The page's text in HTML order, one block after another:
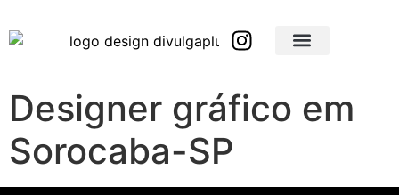
Designer gráfico em
Sorocaba-SP